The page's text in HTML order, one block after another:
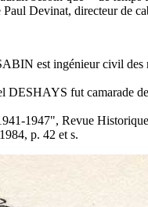
Devinat, directeur de
est ingénieur civil des
DESHAYS fut camarade
1947", Revue
p. 42 et s.